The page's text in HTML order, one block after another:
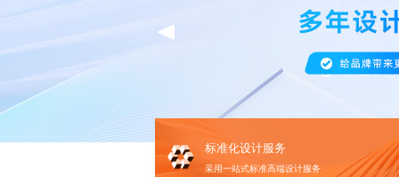
标准化设计服务
采用一站式标准高端设计服务